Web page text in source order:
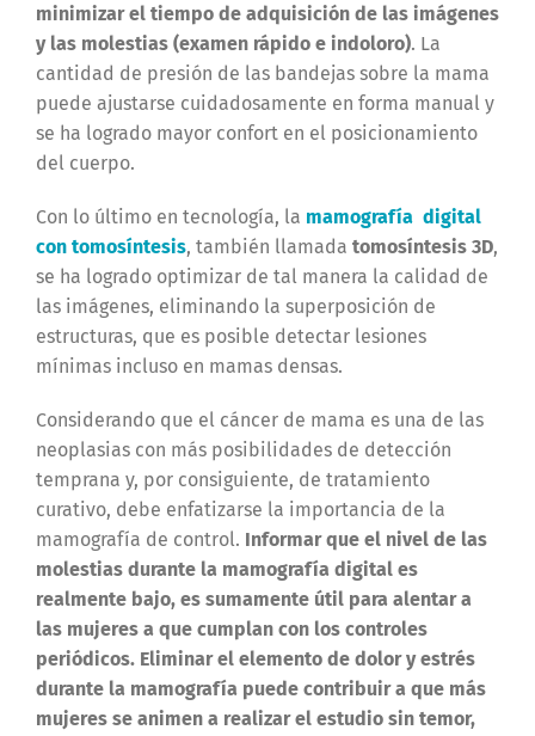
minimizar el tiempo de adquisición de las imágenes
y las molestias (examen rápido e indoloro). La
cantidad de presión de las bandejas sobre la mama
puede ajustarse cuidadosamente en forma manual y
se ha logrado mayor confort en el posicionamiento
del cuerpo.
Con lo último en tecnología, la mamografía digital
con tomosíntesis, también llamada tomosíntesis 3D,
se ha logrado optimizar de tal manera la calidad de
las imágenes, eliminando la superposición de
estructuras, que es posible detectar lesiones
mínimas incluso en mamas densas.
Considerando que el cáncer de mama es una de las
neoplasias con más posibilidades de detección
temprana y, por consiguiente, de tratamiento
curativo, debe enfatizarse la importancia de la
mamografía de control. Informar que el nivel de las
molestias durante la mamografía digital es
realmente bajo, es sumamente útil para alentar a
las mujeres a que cumplan con los controles
periódicos. Eliminar el elemento de dolor y estrés
durante la mamografía puede contribuir a que más
mujeres se animen a realizar el estudio sin temor,